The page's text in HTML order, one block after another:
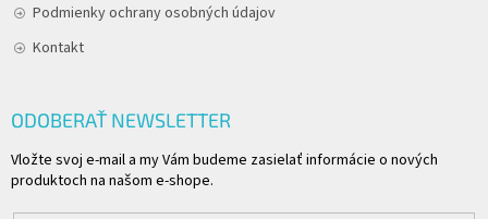
Podmienky ochrany osobných údajov
Kontakt
ODOBERAŤ NEWSLETTER
Vložte svoj e-mail a my Vám budeme zasielať informácie o nových
produktoch na našom e-shope.